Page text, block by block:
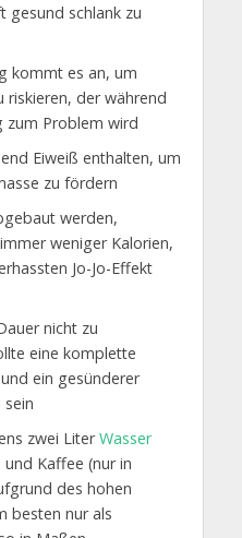
gesund schlank zu
kommt es an, um
riskieren, der während
zum Problem wird
Eiweiß enthalten, um
zu fördern
werden,
weniger Kalorien,
Jo-Jo-Effekt
nicht zu
eine komplette
ein gesünderer
sein
zwei LiterWasser
Kaffee (nur in
des hohen
besten nur als